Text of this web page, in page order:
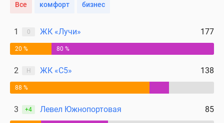
Все комфорт бизнес
1 0 ЖК «Лучи» 177
20 % 80 %
2 Н ЖК «С5» 138
88 %
3 +4 Левел Южнопортовая 85